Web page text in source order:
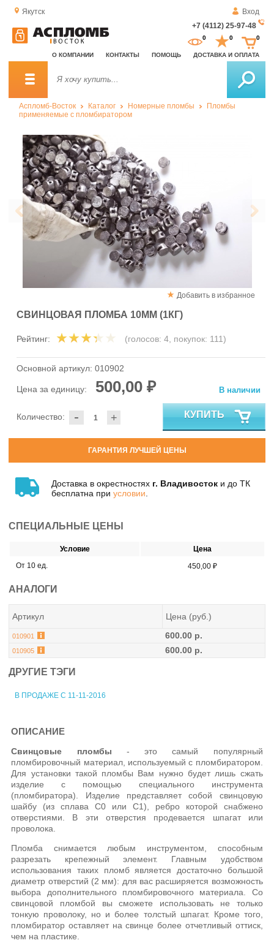
Якутск
Вход
+7 (4112) 25-97-48
О КОМПАНИИ КОНТАКТЫ ПОМОЩЬ ДОСТАВКА И ОПЛАТА
0 0 0
Аспломб-Восток Каталог Номерные пломбы
Пломбы
применяемые с пломбиратором
Добавить в избранное
СВИНЦОВАЯ ПЛОМБА 10ММ (1КГ)
Рейтинг: (голосов: 4, покупок: 111)
Основной артикул: 010902
Цена за единицу: 500,00 ₽
- +
Количество:
В наличии
КУПИТЬ
ГАРАНТИЯ ЛУЧШЕЙ ЦЕНЫ
Доставка в окрестностях г. Владивосток и до ТК
бесплатна при условии
СПЕЦИАЛЬНЫЕ ЦЕНЫ
Условие
Цена
От 10 ед.
450,00 ₽
АНАЛОГИ
Артикул Цена (руб.)
010901 600.00 р.
010905 600.00 р.
ДРУГИЕ ТЭГИ
В ПРОДАЖЕ С 11-11-2016
ОПИСАНИЕ
Свинцовые пломбы - это самый популярный
пломбировочный материал, используемый с пломбиратором.
Для установки такой пломбы Вам нужно будет лишь сжать
изделие с помощью специального инструмента
(пломбиратора). Изделие представляет собой свинцовую
шайбу (из сплава С0 или С1), ребро которой снабжено
отверстиями. В эти отверстия продевается шпагат или
проволока.
Пломба снимается любым инструментом, способным
разрезать крепежный элемент. Главным удобством
использования таких пломб является достаточно большой
диаметр отверстий (2 мм): для вас расширяется возможность
выбора дополнительного пломбировочного материала. Со
свинцовой пломбой вы сможете использовать не только
тонкую проволоку, но и более толстый шпагат. Кроме того,
пломбиратор оставляет на свинце более отчетливый оттиск,
чем на пластике.